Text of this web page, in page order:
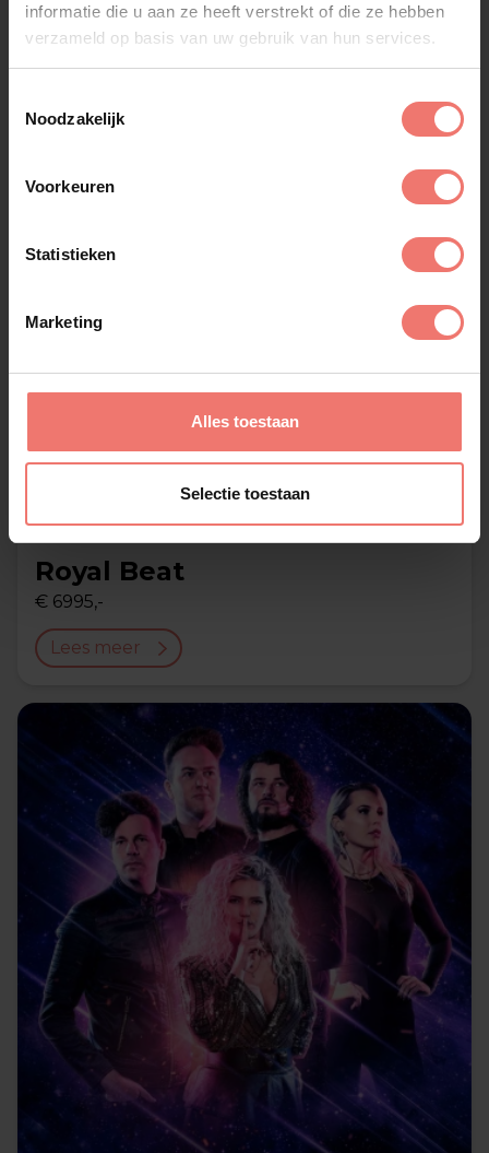
informatie die u aan ze heeft verstrekt of die ze hebben
verzameld op basis van uw gebruik van hun services.
Noodzakelijk
Voorkeuren
Statistieken
Marketing
Alles toestaan
Selectie toestaan
Lees meer
Royal Beat
€ 6995,-
Lees meer